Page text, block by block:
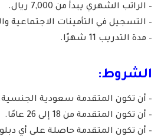
– الراتب الشهري يبدأ من 7,000 ريال.
– التسجيل في التأمينات الاجتماعية
– مدة التدريب 11 شهرًا.
الشروط:
– أن تكون المتقدمة سعودية
– أن تكون المتقدمة من 18 إلى 26 عامًا.
– أن تكون المتقدمة حاصلة على أي